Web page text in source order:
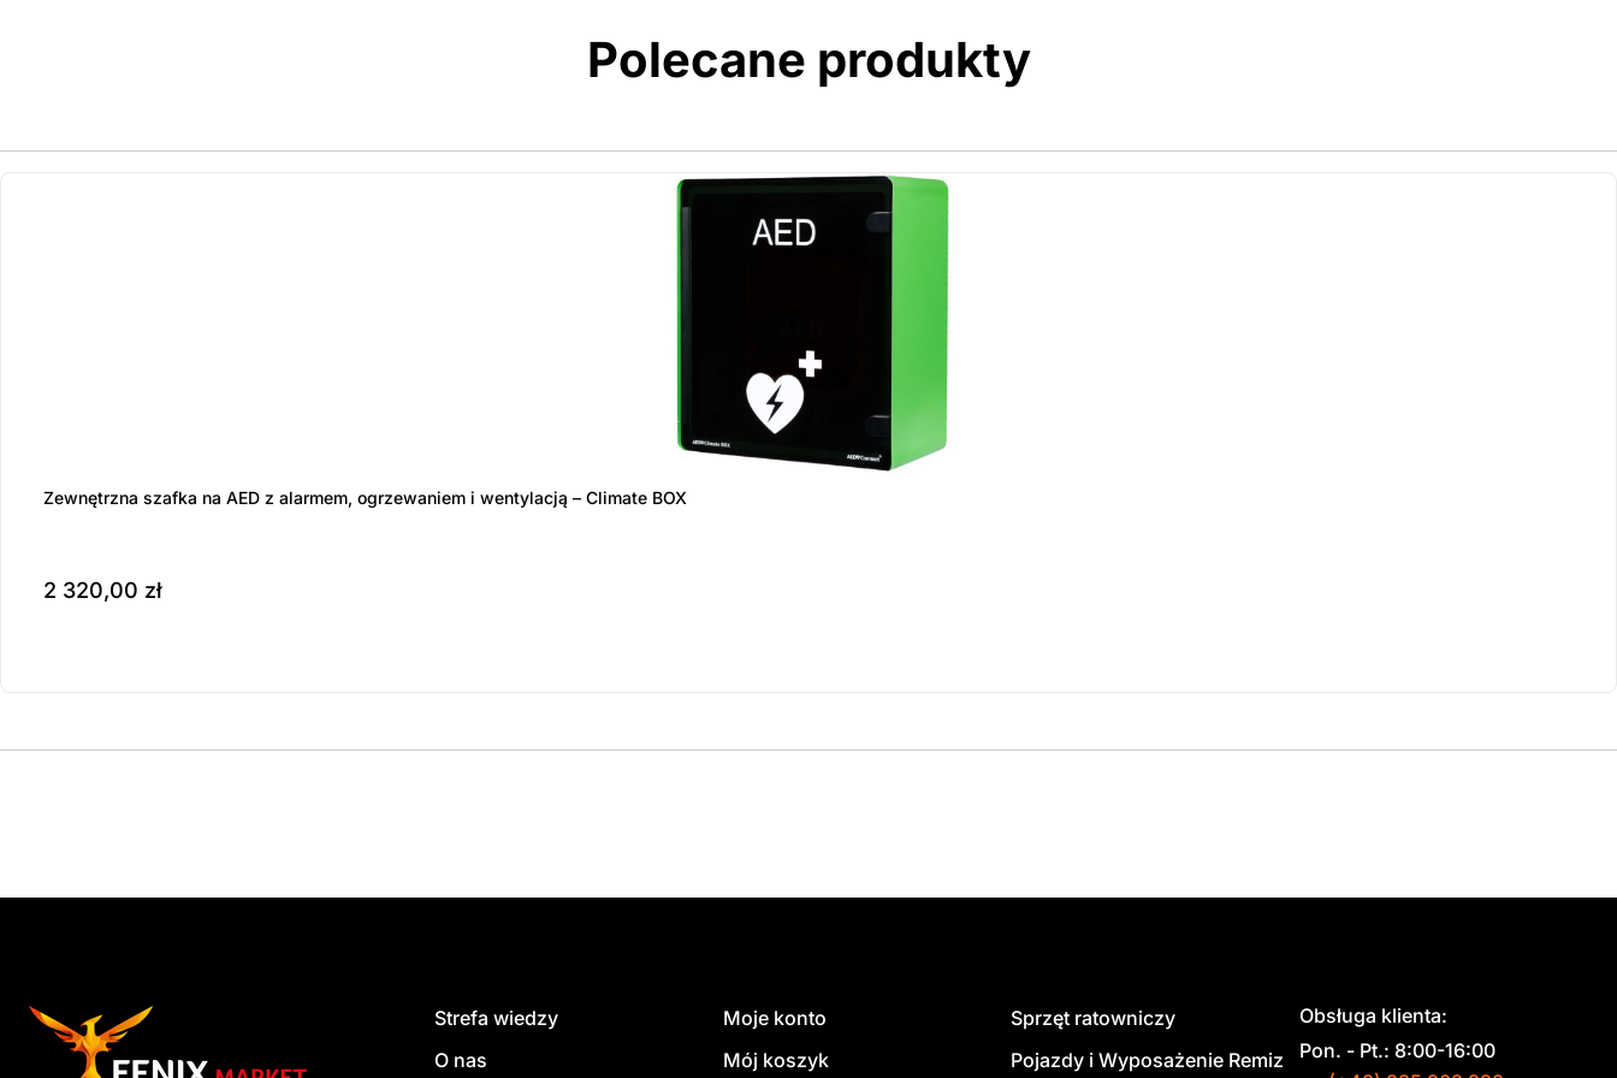
Polecane produkty
Zewnętrzna szafka na AED z alarmem, ogrzewaniem i wentylacją – Climate BOX
2 320,00 zł
Strefa wiedzy
O nas
Moje konto
Mój koszyk
Sprzęt ratowniczy
Pojazdy i Wyposażenie Remiz
Obsługa klienta:
Pon. - Pt.: 8:00-16:00